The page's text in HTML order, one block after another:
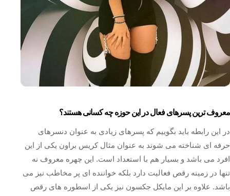
معروف ترین پسرهای فعال در این حوزه چه کسانی هستند؟
در این رابطه باید بگوییم که پسرهای زیادی به عنوان دنسرهای
حرفه ای شناخته می شوند به عنوان مثال کریس براون یکی از این
افرد می باشد و بسیار هم با استعداد است. این چهره معروف نه
تنها در زمینه رقص فعالیت دارد بلکه خواننده ای پر مخاطب نیز می
باشد. علاوه بر این مایکل جکسون نیز یکی از اسطوره های رقص